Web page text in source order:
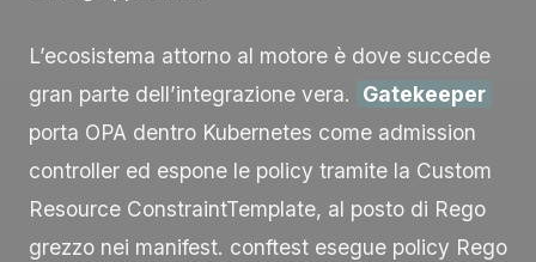
L’ecosistema attorno al motore è dove succede
gran parte dell’integrazione vera.
Gatekeeper
porta OPA dentro Kubernetes come admission
controller ed espone le policy tramite la Custom
Resource ConstraintTemplate, al posto di Rego
grezzo nei manifest. conftest esegue policy Rego